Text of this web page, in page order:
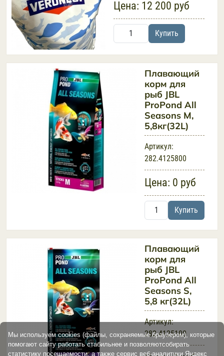
Цена: 12 200 руб
Купить
Плавающий
корм для
рыб JBL
ProPond All
Seasons М,
5,8кг(32L)
Артикул:
282.4125800
Цена: 0 руб
Купить
Плавающий
корм для
рыб JBL
ProPond All
Seasons S,
5,8 кг(32L)
Артикул:
282.4125100
Мы используем cookies (файлы, сохраняемые браузером), которые
помогают сайту работать стабильнее и позволяютсобирать
статистику посещаемости, а также сервис веб-аналитики Яндекс